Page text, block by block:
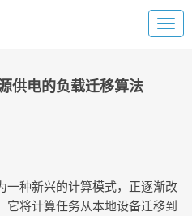
供电的负载迁移算法
一种新兴的计算模式，正逐渐改
它将计算任务从本地设备迁移到